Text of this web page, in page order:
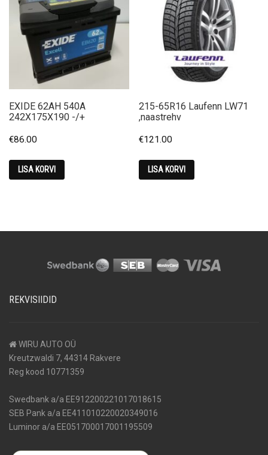
EXIDE 62AH 540A
242X175X190 -/+
€86.00
LISA KORVI
215-65R16 Laufenn LW71
,naastrehv
€121.00
LISA KORVI
REKVISIIDID
WIRU AUTO OÜ
Kreutzwaldi 7, 44314 Rakvere
Reg kood 10771359
Swedbank a/a EE912200221017018615
SEB Pank a/a EE411010220020349016
Luminor a/a EE051700017001195509